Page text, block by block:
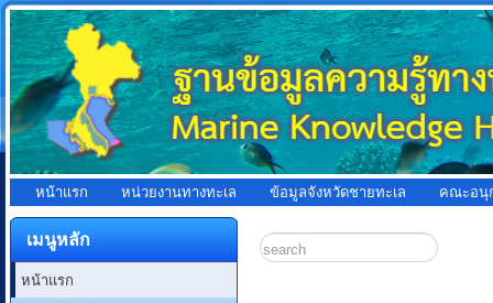
หน้าแรก หน่วยงานทางทะเล ข้อมูลจังหวัดชายทะเล คณะอนุ
เมนูหลัก
หน้าแรก